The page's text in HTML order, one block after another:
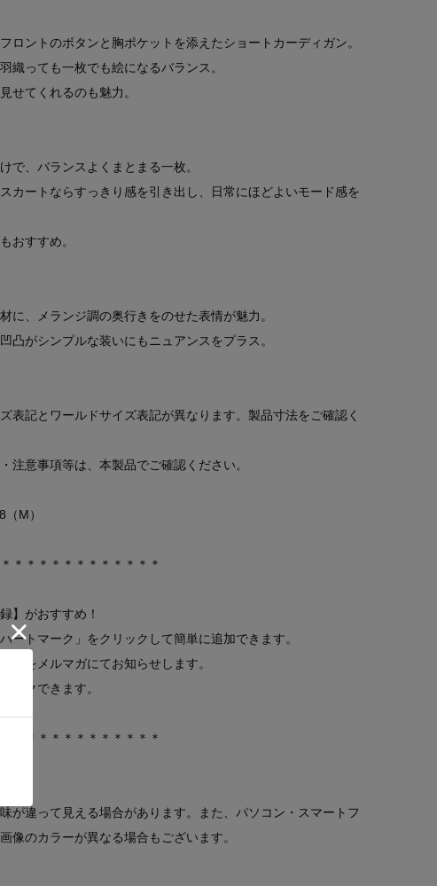
ロントのボタンと胸ポケットを添えたショートカーディガン。
織っても一枚でも絵になるバランス。
せてくれるのも魅力。
で、バランスよくまとまる一枚。
カートならすっきり感を引き出し、日常にほどよいモード感を
おすすめ。
に、メランジ調の奥行きをのせた表情が魅力。
凸がシンプルな装いにもニュアンスをプラス。
表記とワールドサイズ表記が異なります。製品寸法をご確認く
注意事項等は、本製品でご確認ください。
M）
＊＊＊＊＊＊＊＊＊＊＊＊
】がおすすめ！
ートマーク」をクリックして簡単に追加できます。
報をメルマガにてお知らせします。
ックできます。
＊＊＊＊＊＊＊＊＊＊＊＊
が違って見える場合があります。また、パソコン・スマートフ
像のカラーが異なる場合もございます。